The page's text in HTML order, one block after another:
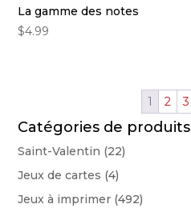
La gamme des notes
$4.99
1 2 3
Catégories de produits
Saint-Valentin (22)
Jeux de cartes (4)
Jeux à imprimer (492)